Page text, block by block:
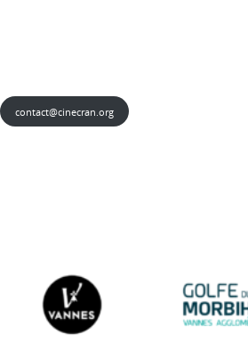
contact@cinecran.org